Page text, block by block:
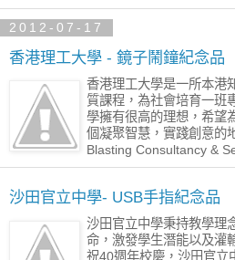
2012-07-17
香港理工大學 - 鏡子鬧鐘紀念品
香港理工大學是一所本港
質課程，為社會培育一班
學擁有很高的理想，希望
個凝聚智慧，實踐創意的
Blasting Consultancy &
沙田官立中學- USB手指紀念品
沙田官立中學秉持教學理
命，激發學生潛能以及灌
祝40週年校慶，沙田官立